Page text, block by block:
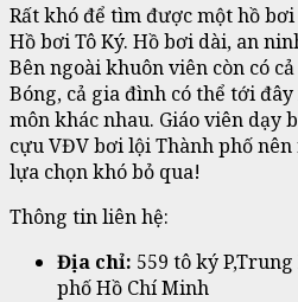
Rất khó để tìm được một hồ
Hồ bơi Tô Ký. Hồ bơi dài, an
Bên ngoài khuôn viên còn có
Bóng, cả gia đình có thể tới
môn khác nhau. Giáo viên dạy
cựu VĐV bơi lội Thành phố
lựa chọn khó bỏ qua!
Thông tin liên hệ:
Địa chỉ: 559 tô ký
phố Hồ Chí Minh